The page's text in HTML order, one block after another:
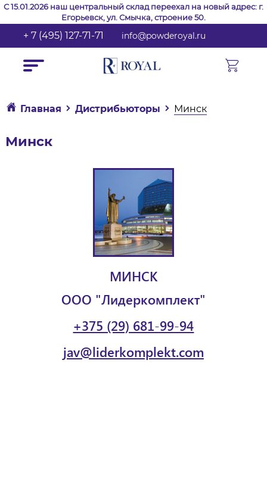
С 15.01.2026 наш центральный склад переехал на новый адрес: г.
Егорьевск, ул. Смычка, строение 50.
+ 7 (495) 127-71-71 info@powderoyal.ru
Главная Дистрибьюторы Минск
Минск
МИНСК
ООО "Лидеркомплект"
+375 (29) 681-99-94
jav@liderkomplekt.com